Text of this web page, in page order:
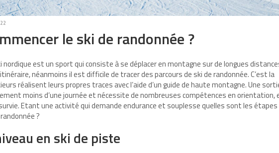
le ski de randonnée ?
nordique est un sport qui consiste à se déplacer en montagne sur de longues
néanmoins il est difficile de tracer des parcours de ski de randonnée. C’est la
réalisent leurs propres traces avec l’aide d’un guide de haute montagne. Une
moins d’une journée et nécessite de nombreuses compétences en orientation,
Etant une activité qui demande endurance et souplesse quelles sont les étapes
?
en ski de piste